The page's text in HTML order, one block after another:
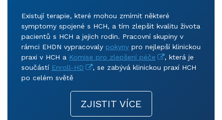
Existují terapie, které mohou zmírnit některé
symptomy spojené s HCH, a tím zlepšit kvalitu života
pacientů s HCH a jejich rodin. Pracovní skupiny v
rámci EHDN vypracovaly pokyny pro nejlepší klinickou
praxi v HCH a Komise pro zlepšení péče
, která je
součástí Enroll-HD
, se zabývá klinickou praxí HCH
po celém světě
ZJISTIT VÍCE